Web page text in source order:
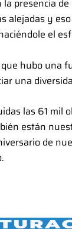
la presencia
alejadas y
el
hubo una
una
las 61 mil
están
de